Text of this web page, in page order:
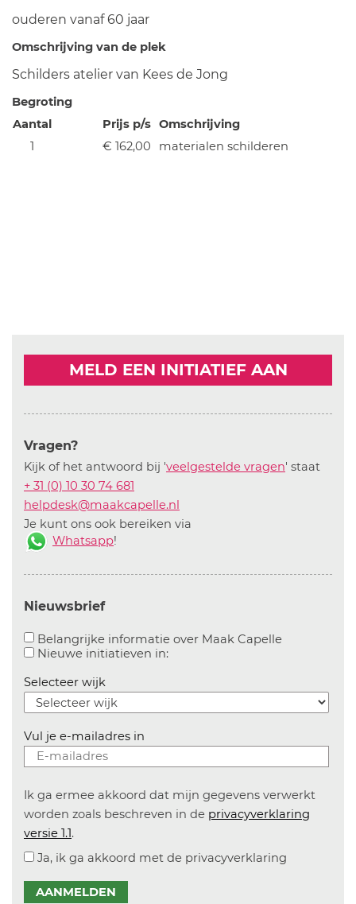
ouderen vanaf 60 jaar
Omschrijving van de plek
Schilders atelier van Kees de Jong
Begroting
Aantal
Prijs p/s Omschrijving
1
€ 162,00 materialen schilderen
MELD EEN INITIATIEF AAN
Vragen?
Kijk of het antwoord bij 'veelgestelde vragen' staat
+ 31 (0) 10 30 74 681
helpdesk@maakcapelle.nl
Je kunt ons ook bereiken via
Whatsapp!
Nieuwsbrief
Belangrijke informatie over Maak CapelleAanvinken
Nieuwe initiatieven in:Aanvinken om informatie over
Selecteer wijk
Vul je e-mailadres in
Ik ga ermee akkoord dat mijn gegevens verwerkt
worden zoals beschreven in de privacyverklaring
versie 1.1.
Ja, ik ga akkoord met de privacyverklaring
AANMELDEN